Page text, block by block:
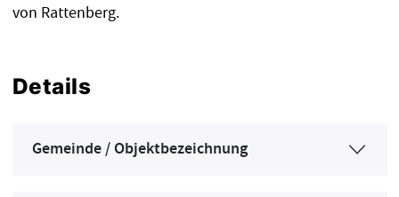
von Rattenberg.
Details
Gemeinde / Objektbezeichnung